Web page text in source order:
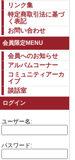
リンク集
特定商取引法に基づ
く表記
お問い合わせ
会員限定MENU
会員へのお知らせ
アルバムコーナー
コミュニティアーカ
イブ
談話室
ログイン
ユーザー名:
パスワード: